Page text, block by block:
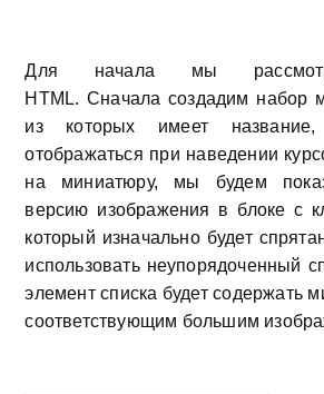
Для начала мы
HTML. Сначала создадим набор
из которых имеет название,
отображаться при наведении
на миниатюру, мы будем
версию изображения в блоке с
который изначально будет
использовать неупорядоченный
элемент списка будет содержать
соответствующим большим